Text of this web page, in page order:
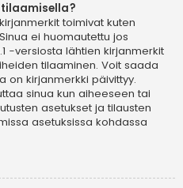
toimivat kuten
ei huomautettu jos
-versiosta lähtien kirjanmerkit
tilaaminen. Voit saada
on kirjanmerkki päivittyy.
sinua kun aiheeseen tai
asetukset ja tilausten
asetuksissa kohdassa